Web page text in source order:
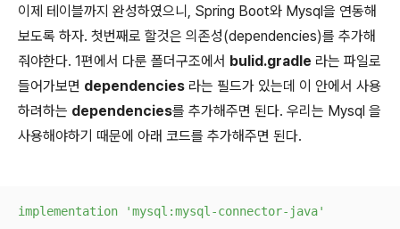
이제 테이블까지 완성하였으니, Spring Boot와 Mysql을 연동해
보도록 하자. 첫번째로 할것은 의존성(dependencies)를 추가해
줘야한다. 1편에서 다룬 폴더구조에서 bulid.gradle 라는 파일로
들어가보면 dependencies 라는 필드가 있는데 이 안에서 사용
하려하는 dependencies를 추가해주면 된다. 우리는 Mysql 을
사용해야하기 때문에 아래 코드를 추가해주면 된다.
implementation 'mysql:mysql-connector-java'